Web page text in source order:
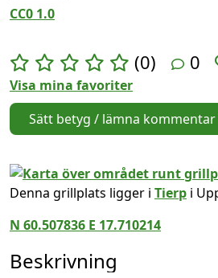
CC0 1.0
(0) 0
Visa mina favoriter
Sätt betyg / lämna kommentar
Denna grillplats ligger i Tierp i
N 60.507836 E 17.710214
Beskrivning